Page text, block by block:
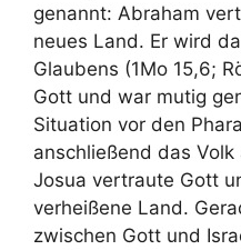
genannt: Abraham
neues Land. Er wird
Glaubens (1Mo 15,6;
Gott und war mutig
Situation vor den
anschließend das
Josua vertraute Gott
verheißene Land.
zwischen Gott und